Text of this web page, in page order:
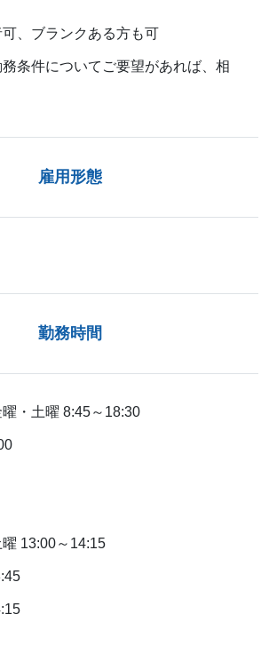
、ブランクある方も可
条件についてご要望があれば、相
雇用形態
勤務時間
・土曜 8:45～18:30
13:00～14:15